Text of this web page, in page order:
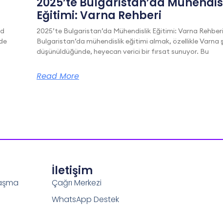
Eğitimi: Varna Rehberi
2025’te Bulgaristan’da Mühendislik Eğitimi: Varna Rehberi
Bulgaristan’da mühendislik eğitimi almak, özellikle Varna
düşünüldüğünde, heyecan verici bir fırsat sunuyor. Bu
Read More
İletişim
Çağrı Merkezi
WhatsApp Destek